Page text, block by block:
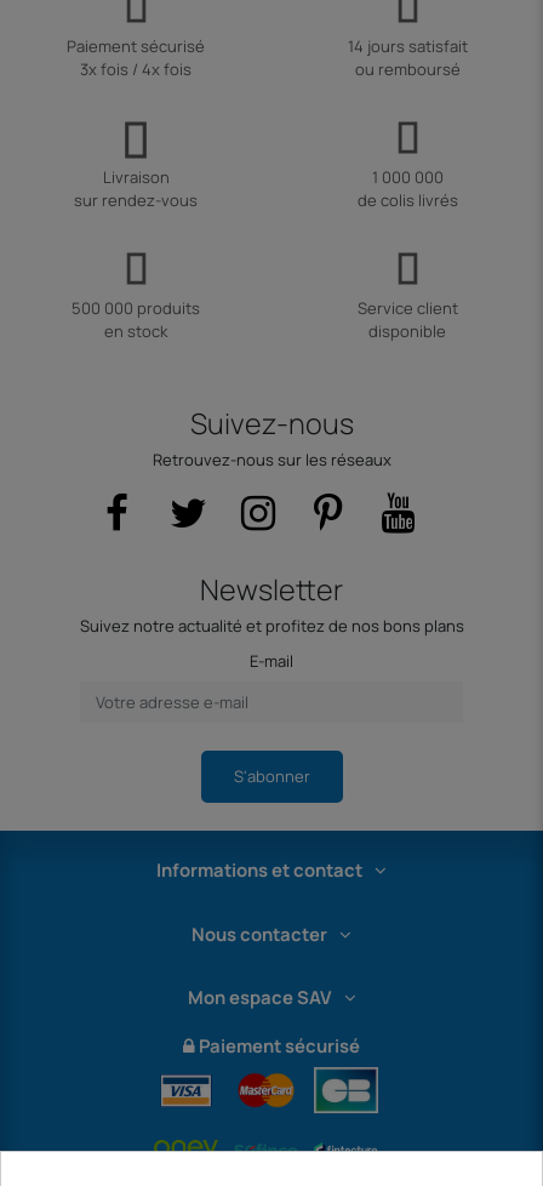
Paiement sécurisé
3x fois / 4x fois
14 jours satisfait
ou remboursé
Livraison
sur rendez-vous
1 000 000
de colis livrés
500 000 produits
en stock
Service client
disponible
Suivez-nous
Retrouvez-nous sur les réseaux
Newsletter
Suivez notre actualité et profitez de nos bons plans
E-mail
S'abonner
Informations et contact
Nous contacter
Mon espace SAV
Paiement sécurisé